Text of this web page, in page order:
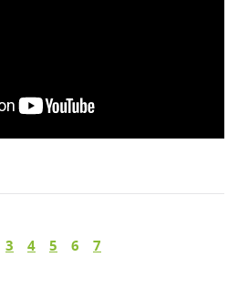
3 4 5 6
7